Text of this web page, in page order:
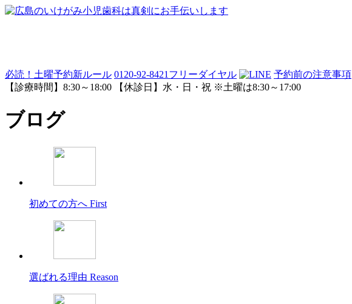
必読！土曜予約新ルール 0120-92-8421 フリーダイヤル 予約前の注意事項
【診療時間】8:30～18:00 【休診日】水・日・祝 ※土曜は8:30～17:00
ブログ
初めての方へ First
選ばれる理由 Reason